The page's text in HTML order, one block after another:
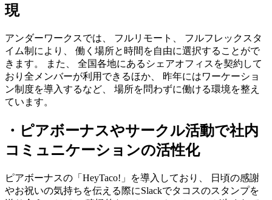
現
アンダーワークスでは、 フルリモート、 フルフレックスタ
イム制により、 働く場所と時間を自由に選択することがで
きます。 また、 全国各地にあるシェアオフィスを契約して
おり全メンバーが利用できるほか、 昨年にはワーケーショ
ン制度を導入するなど、 場所を問わずに働ける環境を整え
ています。
・ピアボーナスやサークル活動で社内
コミュニケーションの活性化
ピアボーナスの「HeyTaco!」を導入しており、 日頃の感謝
やお祝いの気持ちを伝える際にSlackでタコスのスタンプを